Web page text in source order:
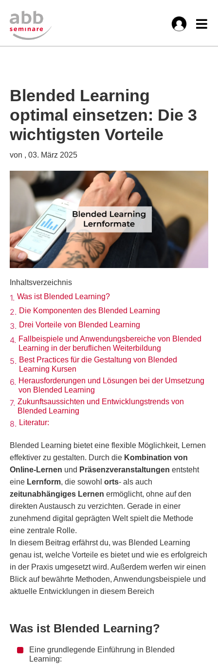
Blended Learning
optimal einsetzen: Die 3
wichtigsten Vorteile
von , 03. März 2025
Inhaltsverzeichnis
1. Was ist Blended Learning?
2. Die Komponenten des Blended Learning
3. Drei Vorteile von Blended Learning
4. Fallbeispiele und Anwendungsbereiche von Blended
Learning in der beruflichen Weiterbildung
5. Best Practices für die Gestaltung von Blended
Learning Kursen
6. Herausforderungen und Lösungen bei der Umsetzung
von Blended Learning
7. Zukunftsaussichten und Entwicklungstrends von
Blended Learning
8. Literatur:
Blended Learning bietet eine flexible Möglichkeit, Lernen
effektiver zu gestalten. Durch die Kombination von
Online-Lernen und Präsenzveranstaltungen entsteht
eine Lernform, die sowohl orts- als auch
zeitunabhängiges Lernen ermöglicht, ohne auf den
direkten Austausch zu verzichten. Gerade in einer
zunehmend digital geprägten Welt spielt die Methode
eine zentrale Rolle.
In diesem Beitrag erfährst du, was Blended Learning
genau ist, welche Vorteile es bietet und wie es erfolgreich
in der Praxis umgesetzt wird. Außerdem werfen wir einen
Blick auf bewährte Methoden, Anwendungsbeispiele und
aktuelle Entwicklungen in diesem Bereich
Was ist Blended Learning?
Eine grundlegende Einführung in Blended
Learning: